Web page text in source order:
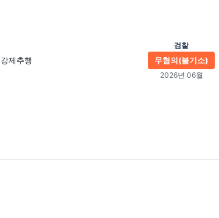
강제추행
검찰
무혐의(불기소)
2026년 06월